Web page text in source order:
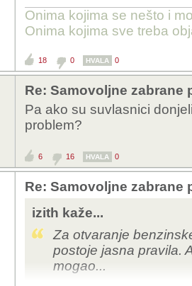
Onima kojima se nešto i
Onima kojima sve treba
18 0 HVALA 0
Re: Samovoljne
Pa ako su suvlasnici
problem?
6 16 HVALA 0
Re: Samovoljne
izith kaže...
Za otvaranje
postoje jasna pravila.
mogao...